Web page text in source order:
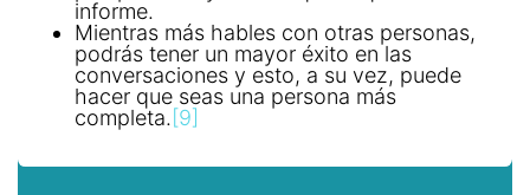
informe.
Mientras más hables con otras personas,
podrás tener un mayor éxito en las
conversaciones y esto, a su vez, puede
hacer que seas una persona más
completa. [9]